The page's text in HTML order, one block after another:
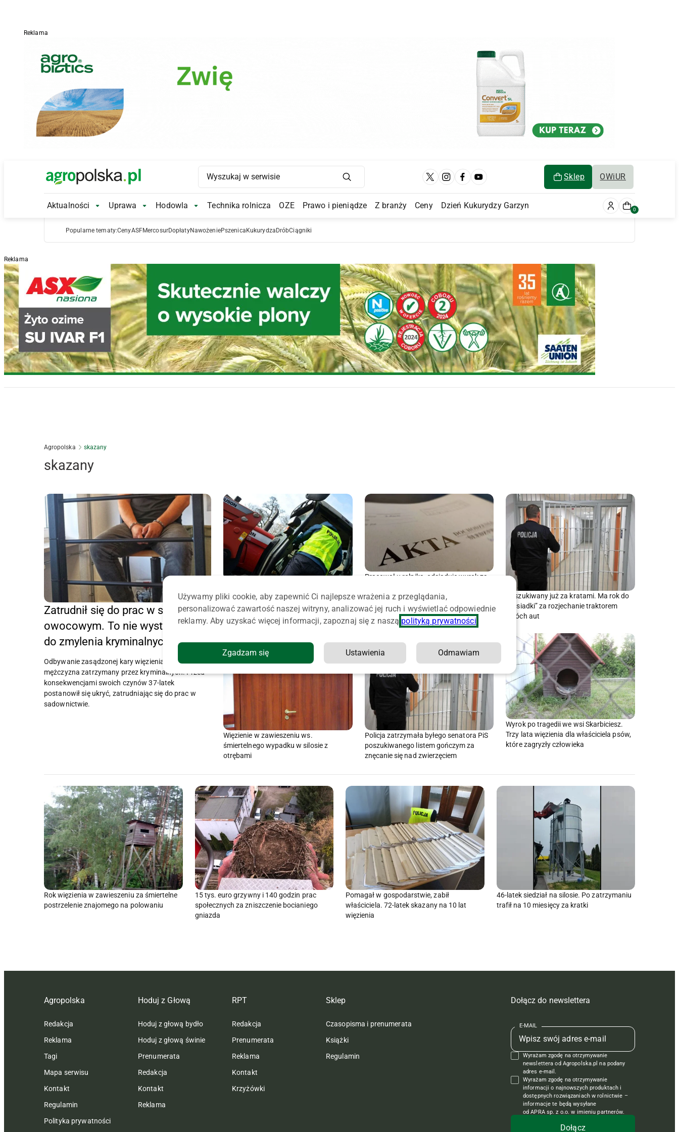
Reklama
Main Logo Sklep OWiUR
Main Navigation
Aktualności Aktualności Submenu
Uprawa Uprawa Submenu
Hodowla Hodowla Submenu
Technika rolnicza OZE Prawo i pieniądze Z branży Ceny Dzień Kukurydzy Garzyn 0
Popularne tematy:CenyASFMercosurDopłatyNawożeniePszenica Kukurydza DróbCiągniki
Reklama
Agropolska skazany
skazany
Zatrudnił się do prac w sadzie
owocowym. To nie wystarczyło
do zmylenia kryminalnych
Odbywanie zasądzonej kary więzienia zaczął już
mężczyzna zatrzymany przez kryminalnych. Przed
konsekwencjami swoich czynów 37-latek
postanowił się ukryć, zatrudniając się do prac w
sadownictwie.
Sąd orzekł też bezwzględne więzienie
Pracował u rolnika, odsiaduje wyrok za
Poszukiwany już za kratami. Ma rok do
„odsiadki” za rozjechanie traktorem
dwóch aut
Więzienie w zawieszeniu ws.
śmiertelnego wypadku w silosie z
otrębami
Policja zatrzymała byłego senatora PiS
poszukiwanego listem gończym za
znęcanie się nad zwierzęciem
Wyrok po tragedii we wsi Skarbiciesz.
Trzy lata więzienia dla właściciela psów,
które zagryzły człowieka
Rok więzienia w zawieszeniu za śmiertelne
postrzelenie znajomego na polowaniu
15 tys. euro grzywny i 140 godzin prac
społecznych za zniszczenie bocianiego
gniazda
Pomagał w gospodarstwie, zabił
właściciela. 72-latek skazany na 10 lat
więzienia
46-latek siedział na silosie. Po zatrzymaniu
trafił na 10 miesięcy za kratki
Agropolska
Redakcja
Reklama
Tagi
Mapa serwisu
Kontakt
Regulamin
Polityka prywatności
Hoduj z Głową
Hoduj z głową bydło
Hoduj z głową świnie
Prenumerata
Redakcja
Kontakt
Reklama
RPT
Redakcja
Prenumerata
Reklama
Kontakt
Krzyżówki
Sklep
Czasopisma i prenumerata
Książki
Regulamin
Dołącz do newslettera
E-MAIL
Wyrażam zgodę na otrzymywanie
newslettera od Agropolska.pl na podany
adres e-mail.
Wyrażam zgodę na otrzymywanie
informacji o najnowszych produktach i
dostępnych rozwiązaniach w rolnictwie –
informacje te będą wysyłane
od APRA sp. z o.o. w imieniu partnerów.
Używamy pliki cookie, aby zapewnić Ci najlepsze wrażenia z przeglądania,
personalizować zawartość naszej witryny, analizować jej ruch i wyświetlać odpowiednie
reklamy. Aby uzyskać więcej informacji, zapoznaj się z naszą polityką prywatności
Zgadzam się Ustawienia Odmawiam